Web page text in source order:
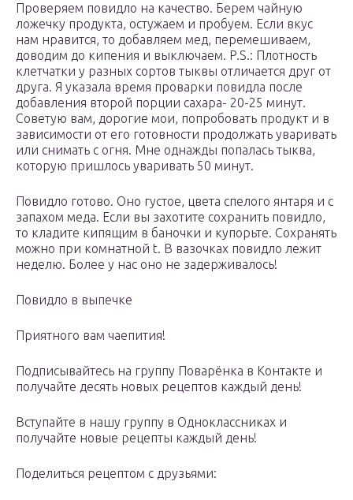
Проверяем повидло на качество. Берем чайную
ложечку продукта, остужаем и пробуем. Если вкус
нам нравится, то добавляем мед, перемешиваем,
доводим до кипения и выключаем. P.S.: Плотность
клетчатки у разных сортов тыквы отличается друг от
друга. Я указала время проварки повидла после
добавления второй порции сахара- 20-25 минут.
Советую вам, дорогие мои, попробовать продукт и в
зависимости от его готовности продолжать уваривать
или снимать с огня. Мне однажды попалась тыква,
которую пришлось уваривать 50 минут.
Повидло готово. Оно густое, цвета спелого янтаря и с
запахом меда. Если вы захотите сохранить повидло,
то кладите кипящим в баночки и купорьте. Сохранять
можно при комнатной t. В вазочках повидло лежит
неделю. Более у нас оно не задерживалось!
Повидло в выпечке
Приятного вам чаепития!
Подписывайтесь на группу Поварёнка в Контакте и
получайте десять новых рецептов каждый день!
Вступайте в нашу группу в Одноклассниках и
получайте новые рецепты каждый день!
Поделиться рецептом с друзьями: